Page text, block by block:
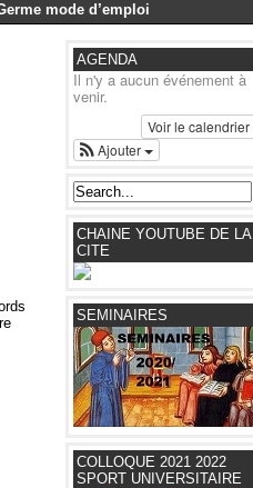
mode d’emploi
AGENDA
Il n'y a aucun événement à
venir.
Voir le calendrier
Ajouter
CHAINE YOUTUBE DE LA
CITE
SEMINAIRES
COLLOQUE 2021 2022
SPORT UNIVERSITAIRE